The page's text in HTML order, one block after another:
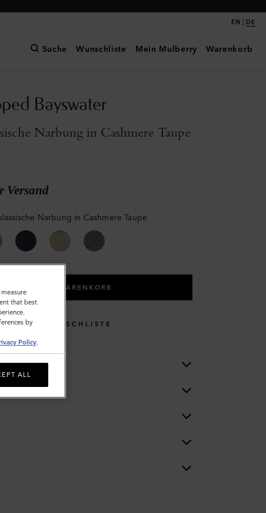
EN | DE
Suche Wunschliste Mein Mulberry Warenkorb
Bayswater
Narbung in Cashmere Taupe
Versand
Narbung in Cashmere Taupe
IN DEN WARENKORB
WUNSCHLISTE
that best
by
Policy.
ALL